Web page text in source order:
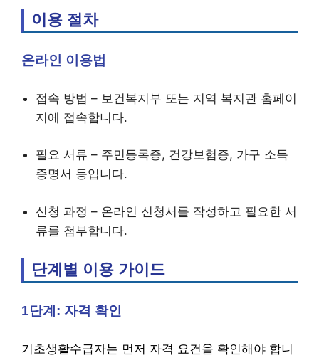
이용 절차
온라인 이용법
접속 방법 – 보건복지부 또는 지역 복지관 홈페이
지에 접속합니다.
필요 서류 – 주민등록증, 건강보험증, 가구 소득
증명서 등입니다.
신청 과정 – 온라인 신청서를 작성하고 필요한 서
류를 첨부합니다.
단계별 이용 가이드
1단계: 자격 확인
기초생활수급자는 먼저 자격 요건을 확인해야 합니